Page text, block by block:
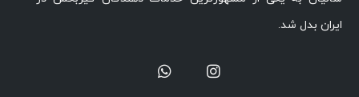
ایران بدل شد.